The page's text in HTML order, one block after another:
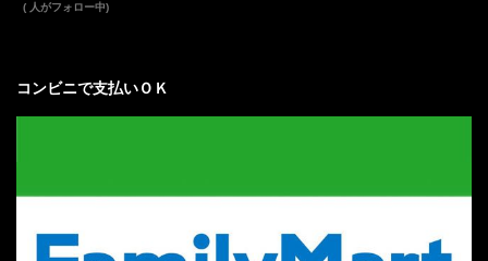
( 人がフォロー中)
コンビニで支払いＯＫ